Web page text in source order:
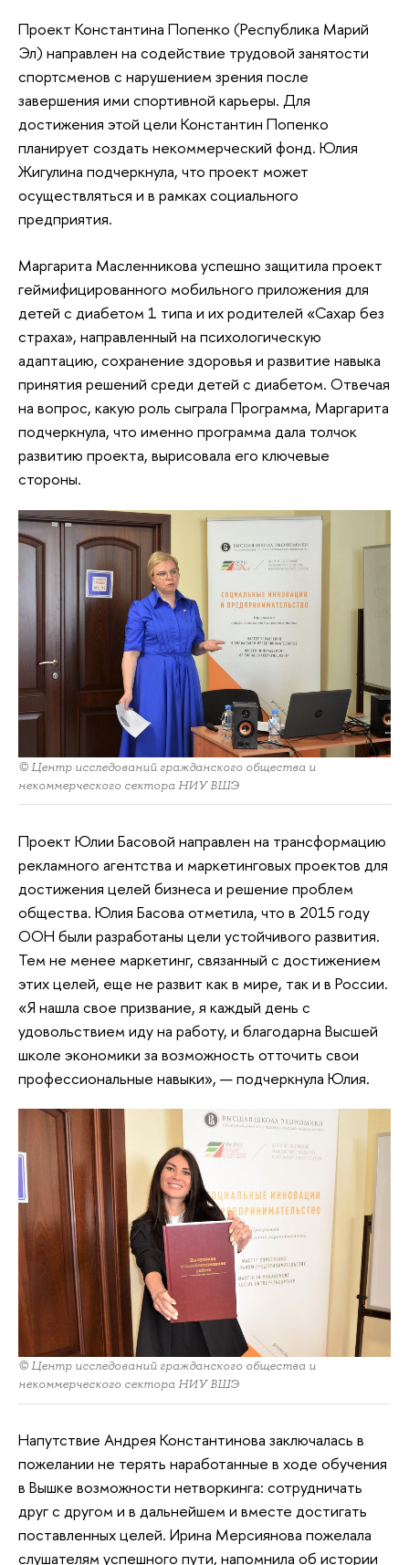
Проект Константина Попенко (Республика Марий
Эл) направлен на содействие трудовой занятости
спортсменов с нарушением зрения после
завершения ими спортивной карьеры. Для
достижения этой цели Константин Попенко
планирует создать некоммерческий фонд. Юлия
Жигулина подчеркнула, что проект может
осуществляться и в рамках социального
предприятия.
Маргарита Масленникова успешно защитила проект
геймифицированного мобильного приложения для
детей с диабетом 1 типа и их родителей «Сахар без
страха», направленный на психологическую
адаптацию, сохранение здоровья и развитие навыка
принятия решений среди детей с диабетом. Отвечая
на вопрос, какую роль сыграла Программа, Маргарита
подчеркнула, что именно программа дала толчок
развитию проекта, вырисовала его ключевые
стороны.
© Центр исследований гражданского общества и
некоммерческого сектора НИУ ВШЭ
Проект Юлии Басовой направлен на трансформацию
рекламного агентства и маркетинговых проектов для
достижения целей бизнеса и решение проблем
общества. Юлия Басова отметила, что в 2015 году
ООН были разработаны цели устойчивого развития.
Тем не менее маркетинг, связанный с достижением
этих целей, еще не развит как в мире, так и в России.
«Я нашла свое призвание, я каждый день с
удовольствием иду на работу, и благодарна Высшей
школе экономики за возможность отточить свои
профессиональные навыки», — подчеркнула Юлия.
© Центр исследований гражданского общества и
некоммерческого сектора НИУ ВШЭ
Напутствие Андрея Константинова заключалась в
пожелании не терять наработанные в ходе обучения
в Вышке возможности нетворкинга: сотрудничать
друг с другом и в дальнейшем и вместе достигать
поставленных целей. Ирина Мерсиянова пожелала
слушателям успешного пути, напомнила об истории